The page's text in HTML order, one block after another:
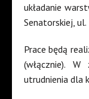
układanie
Senatorskiej,
Prace będą
(włącznie).
utrudnienia dla